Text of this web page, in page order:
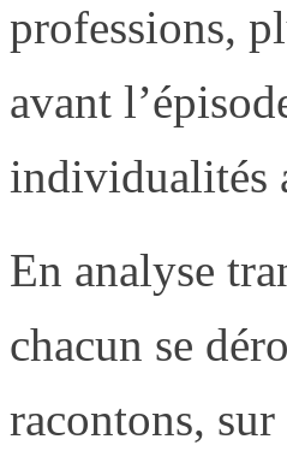
professions,
avant
individualités
En analyse
chacun se
racontons,